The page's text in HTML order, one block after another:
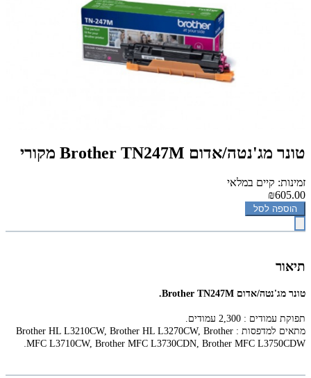
טונר מג'נטה/אדום‏ Brother TN247M מקורי
זמינות: קיים במלאי
₪605.00
הוספה לסל
תיאור
טונר מג'נטה/אדום‏ Brother TN247M.
תפוקת עמודים : 2,300 עמודים.
מתאים למדפסות : Brother HL L3210CW, Brother HL L3270CW, Brother
MFC L3710CW, Brother MFC L3730CDN, Brother MFC L3750CDW
.